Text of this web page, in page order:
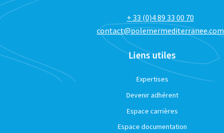
+ 33 (0)4 89 33 00 70
contact@polemermediterranee.com
Liens utiles
Expertises
Devenir adhérent
Espace carrières
Espace documentation